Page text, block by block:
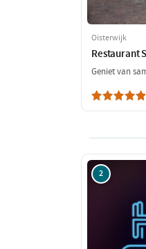
Oisterwijk
Restaurant
Geniet van
2